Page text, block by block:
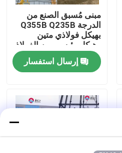
مبنى مُسبق الصنع من
الدرجة Q355B Q235B
بهيكل فولاذي متين
وهيكل رئيسي من الفولاذ
H
إرسال استفسار